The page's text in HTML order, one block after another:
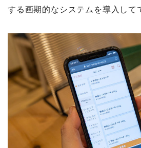
する画期的なシステムを導入して